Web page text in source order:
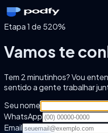
Etapa1 de 520%
Vamos te
Tem 2 minutinhos? Vou
sentido a gente trabalhar
Seu nome
WhatsApp
Email